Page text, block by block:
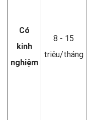
Có
kinh
nghiệm
8 - 15
triệu/tháng